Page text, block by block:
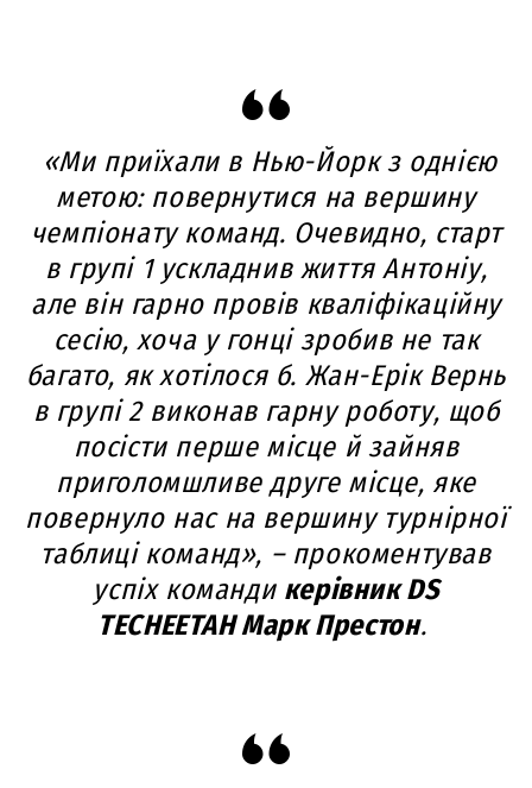
«Ми приїхали в Нью-Йорк з однією
метою: повернутися на вершину
чемпіонату команд. Очевидно, старт
в групі 1 ускладнив життя Антоніу,
але він гарно провів кваліфікаційну
сесію, хоча у гонці зробив не так
багато, як хотілося б. Жан-Ерік Вернь
в групі 2 виконав гарну роботу, щоб
посісти перше місце й зайняв
приголомшливе друге місце, яке
повернуло нас на вершину турнірної
таблиці команд», – прокоментував
успіх команди керівник DS
TECHEETAH Марк Престон.